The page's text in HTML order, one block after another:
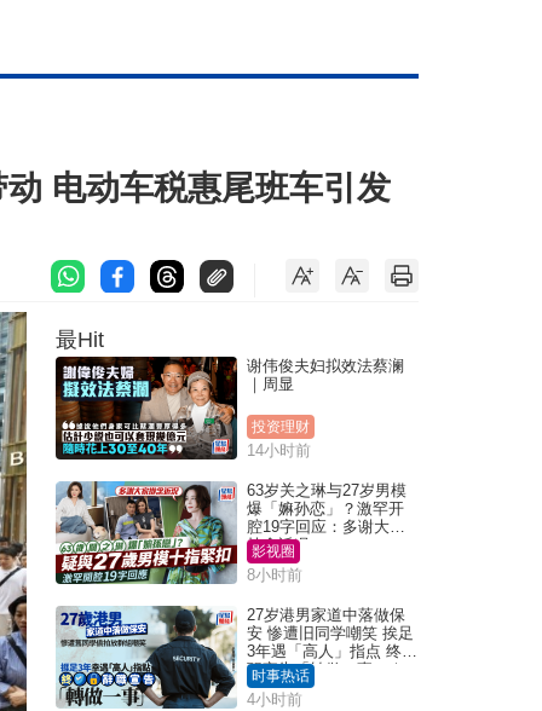
电动车税惠尾班车引发
最Hit
谢伟俊夫妇拟效法蔡澜
｜周显
投资理财
14小时前
63岁关之琳与27岁男模
爆「嫲孙恋」？激罕开
腔19字回应：多谢大家
挂念近况
影视圈
8小时前
27岁港男家道中落做保
安 惨遭旧同学嘲笑 挨足
3年遇「高人」指点 终辞
职宣告「转做一事」｜
Juicy叮
时事热话
4小时前